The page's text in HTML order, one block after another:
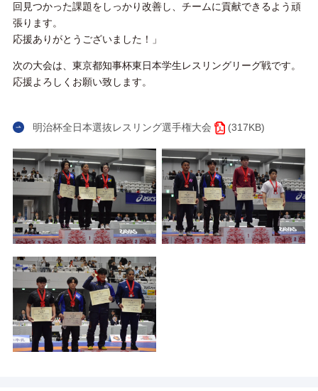
回見つかった課題をしっかり改善し、チームに貢献できるよう頑
張ります。
応援ありがとうございました！」
次の大会は、東京都知事杯東日本学生レスリングリーグ戦です。
応援よろしくお願い致します。
明治杯全日本選抜レスリング選手権大会 (317KB)